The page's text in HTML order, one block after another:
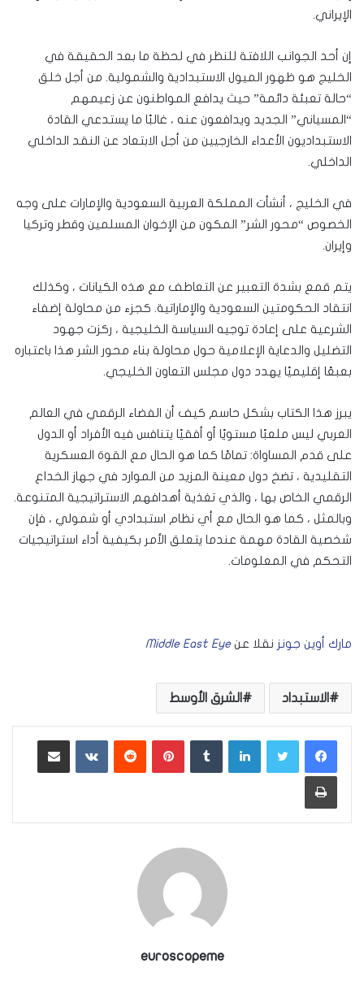
الإيراني.
إن أحد الجوانب اللافتة للنظر في لحظة ما بعد الحقيقة في
الخليج هو ظهور الميول الاستبدادية والشمولية. من أجل خلق
“حالة تعبئة دائمة” حيث يدافع المواطنون عن زعيمهم
“المسياني” الجديد ويدافعون عنه ، غالبًا ما يستدعي القادة
الاستبداديون الأعداء الخارجيين من أجل الابتعاد عن النقد الداخلي
الداخلي.
في الخليج ، أنشأت المملكة العربية السعودية والإمارات على وجه
الخصوص “محور الشر” المكون من الإخوان المسلمين وقطر وتركيا
وإيران.
يتم قمع بشدة التعبير عن التعاطف مع هذه الكيانات ، وكذلك
انتقاد الحكومتين السعودية والإماراتية. كجزء من محاولة إضفاء
الشرعية على إعادة توجيه السياسة الخليجية ، ركزت جهود
التضليل والدعاية الإعلامية حول محاولة بناء محور الشر هذا باعتباره
بعبعًا إقليميًا يهدد دول مجلس التعاون الخليجي.
يبرز هذا الكتاب بشكل حاسم كيف أن الفضاء الرقمي في العالم
العربي ليس ملعبًا مستويًا أو أفقيًا يتنافس فيه الأفراد أو الدول
على قدم المساواة: تمامًا كما هو الحال مع القوة العسكرية
التقليدية ، تضخ دول معينة المزيد من الموارد في جهاز الخداع
الرقمي الخاص بها ، والذي تغذية أهدافهم الاستراتيجية المتنوعة.
وبالمثل ، كما هو الحال مع أي نظام استبدادي أو شمولي ، فإن
شخصية القادة مهمة عندما يتعلق الأمر بكيفية أداء استراتيجيات
التحكم في المعلومات.
مارك أوين جونز نقلا عن Middle East Eye
الاستبداد الشرق الأوسط
لينكدإن بينتيريست مشاركة عبر البريد
طباعة
euroscopeme